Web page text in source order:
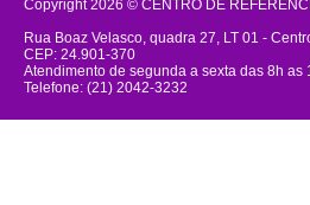
Copyright 2026 © CENTRO DE
Rua Boaz Velasco, quadra 27, LT 01 -
CEP: 24.901-370
Atendimento de segunda a sexta das 8h as
Telefone: (21) 2042-3232